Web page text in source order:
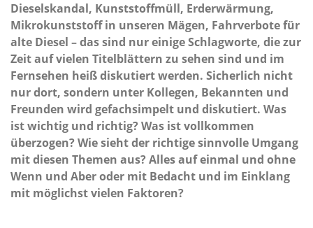
Dieselskandal, Kunststoffmüll, Erderwärmung,
Mikrokunststoff in unseren Mägen, Fahrverbote für
alte Diesel – das sind nur einige Schlagworte, die zur
Zeit auf vielen Titelblättern zu sehen sind und im
Fernsehen heiß diskutiert werden. Sicherlich nicht
nur dort, sondern unter Kollegen, Bekannten und
Freunden wird gefachsimpelt und diskutiert. Was
ist wichtig und richtig? Was ist vollkommen
überzogen? Wie sieht der richtige sinnvolle Umgang
mit diesen Themen aus? Alles auf einmal und ohne
Wenn und Aber oder mit Bedacht und im Einklang
mit möglichst vielen Faktoren?